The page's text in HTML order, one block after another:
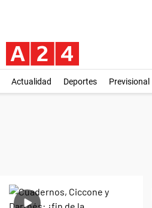
Actualidad Deportes Previsional